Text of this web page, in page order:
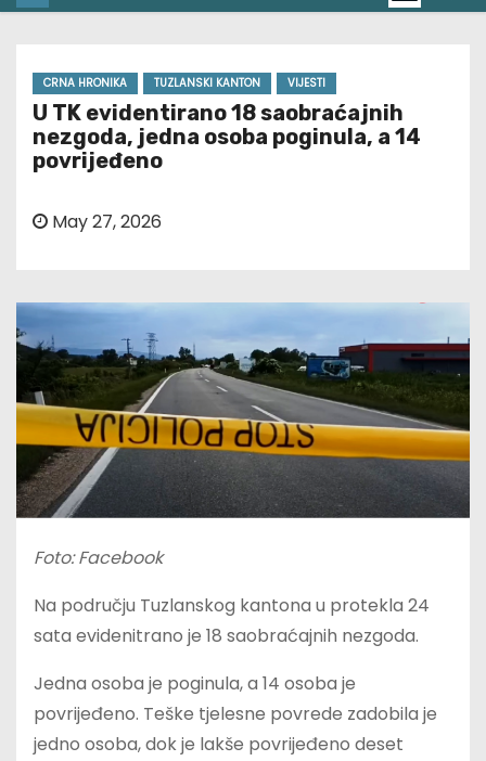
CRNA HRONIKA TUZLANSKI KANTON VIJESTI
U TK evidentirano 18 saobraćajnih
nezgoda, jedna osoba poginula, a 14
povrijeđeno
May 27, 2026
Foto: Facebook
Na području Tuzlanskog kantona u protekla 24
sata evidenitrano je 18 saobraćajnih nezgoda.
Jedna osoba je poginula, a 14 osoba je
povrijeđeno. Teške tjelesne povrede zadobila je
jedno osoba, dok je lakše povrijeđeno deset